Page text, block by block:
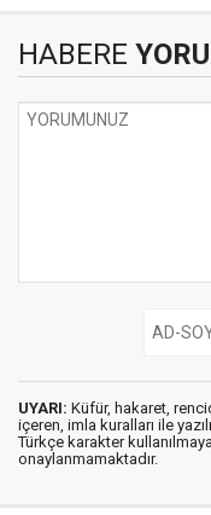
HABERE
UYARI: Küfür, hakaret,
içeren, imla kuralları ile
Türkçe karakter
onaylanmamaktadır.